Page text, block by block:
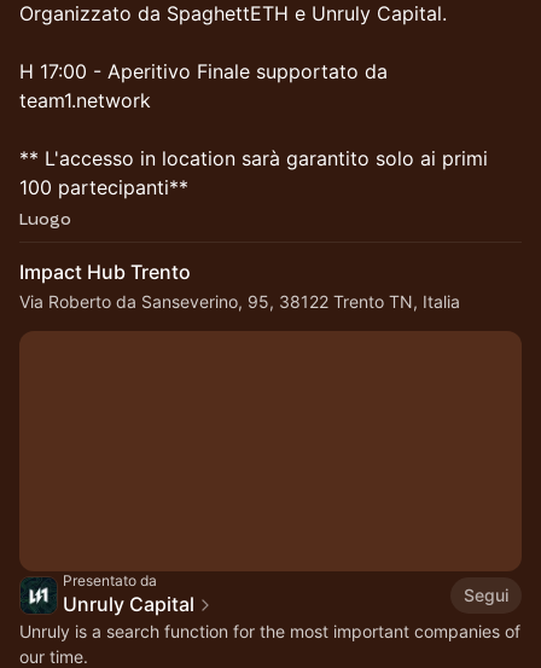
Organizzato da SpaghettETH e Unruly Capital.
H 17:00 - Aperitivo Finale supportato da
team1.network
** L'accesso in location sarà garantito solo ai primi
100 partecipanti**
Luogo
Impact Hub Trento
Via Roberto da Sanseverino, 95, 38122 Trento TN, Italia
Presentato da
Unruly Capital
Segui
Unruly is a search function for the most important companies of
our time.